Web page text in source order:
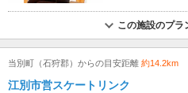
この施設のプラ
当別町（石狩郡）からの目安距離 約14.2km
江別市営スケートリンク